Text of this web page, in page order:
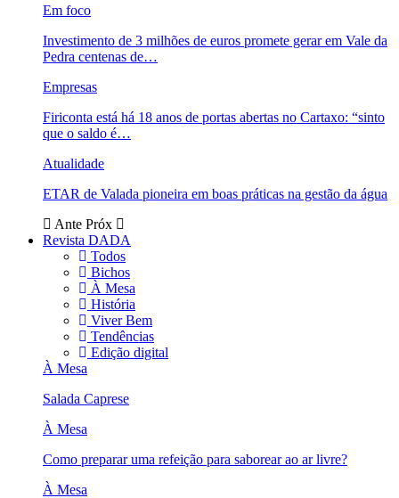
Em foco
Investimento de 3 milhões de euros promete gerar em Vale da
Pedra centenas de…
Empresas
Firiconta está há 18 anos de portas abertas no Cartaxo: “sinto
que o saldo é…
Atualidade
ETAR de Valada pioneira em boas práticas na gestão da água
Ante Próx
Revista DADA
Todos
Bichos
À Mesa
História
Viver Bem
Tendências
Edição digital
À Mesa
Salada Caprese
À Mesa
Como preparar uma refeição para saborear ao ar livre?
À Mesa